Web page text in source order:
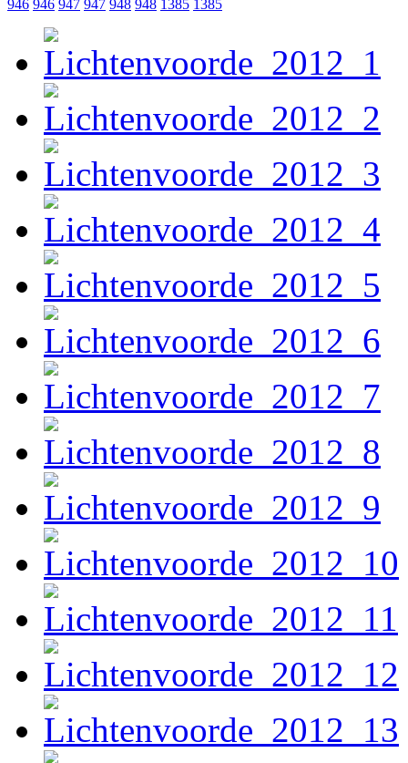
946 946 947 947 948 948 1385 1385